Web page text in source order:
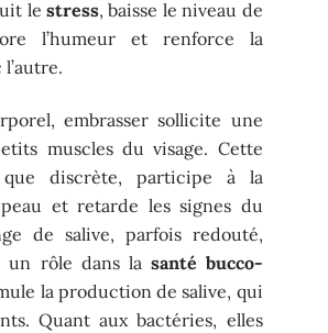
le stress, baisse le niveau de
l’humeur et renforce la
embrasser sollicite une
muscles du visage. Cette
discrète, participe à la
et retarde les signes du
de salive, parfois redouté,
un rôle dans la santé bucco-
la production de salive, qui
Quant aux bactéries, elles